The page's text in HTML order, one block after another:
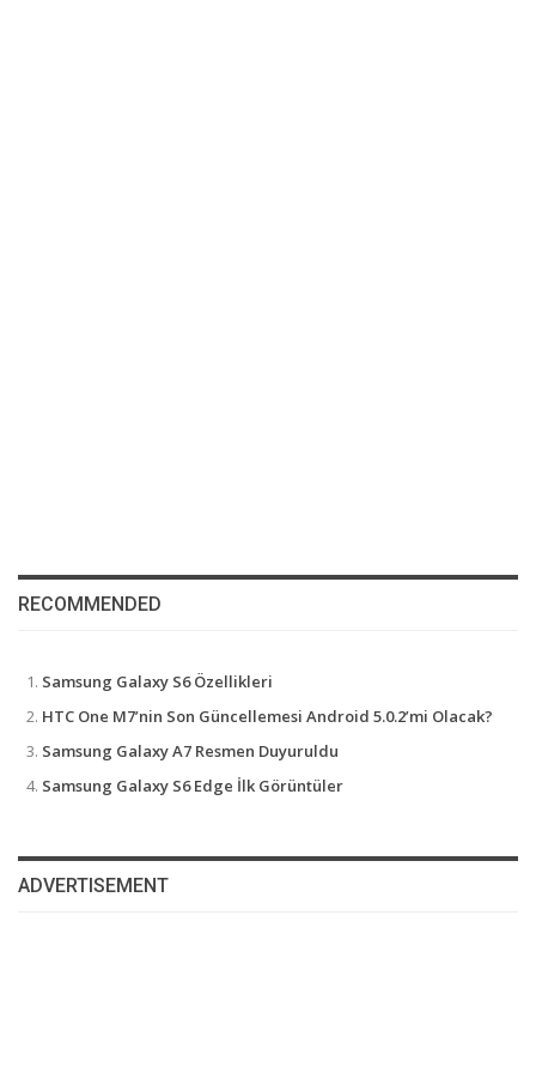
RECOMMENDED
Samsung Galaxy S6 Özellikleri
HTC One M7’nin Son Güncellemesi Android 5.0.2’mi Olacak?
Samsung Galaxy A7 Resmen Duyuruldu
Samsung Galaxy S6 Edge İlk Görüntüler
ADVERTISEMENT